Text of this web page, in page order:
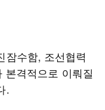
잠수함, 조선협력
본격적으로 이뤄질
.